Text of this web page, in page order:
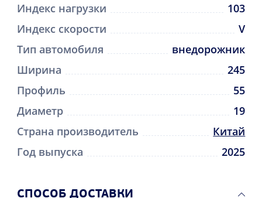
Индекс нагрузки
103
Индекс скорости
V
Тип автомобиля
внедорожник
Ширина
245
Профиль
55
Диаметр
19
Страна производитель
Китай
Год выпуска
2025
CПОСОБ ДОСТАВКИ